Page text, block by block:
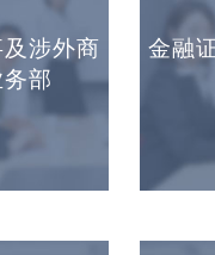
涉外商
部
金融